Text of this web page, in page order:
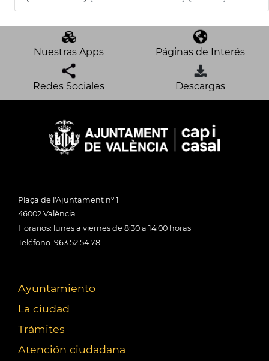
Nuestras Apps Páginas de Interés
Redes Sociales Descargas
Plaça de l'Ajuntament nº 1
46002 València
Horarios: lunes a viernes de 8:30 a 14:00 horas
Teléfono: 963 52 54 78
Ayuntamiento
La ciudad
Trámites
Atención ciudadana